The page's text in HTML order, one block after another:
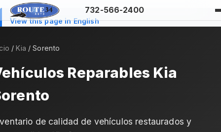
732-566-2400
View this page in English
/Kia / Sorento
Reparables Kia
de calidad de vehículos restaurados y